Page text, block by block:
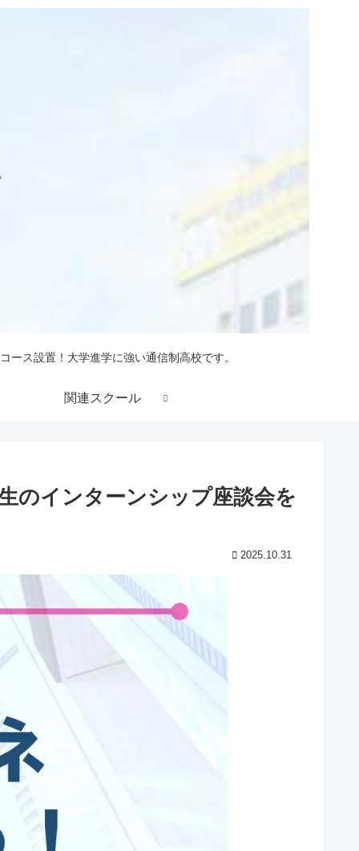
ス設置！大学進学に強い通信制高校です。
関連スクール
のインターンシップ座談会を
2025.10.31